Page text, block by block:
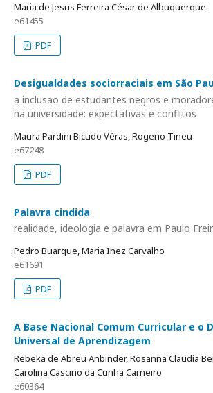
Maria de Jesus Ferreira César de Albuquerque
e61455
PDF
Desigualdades sociorraciais em São
a inclusão de estudantes negros e
na universidade: expectativas e conflitos
Maura Pardini Bicudo Véras, Rogerio Tineu
e67248
PDF
Palavra cindida
realidade, ideologia e palavra em Paulo
Pedro Buarque, Maria Inez Carvalho
e61691
PDF
A Base Nacional Comum Curricular e o
Universal de Aprendizagem
Rebeka de Abreu Anbinder, Rosanna Claudia
Carolina Cascino da Cunha Carneiro
e60364